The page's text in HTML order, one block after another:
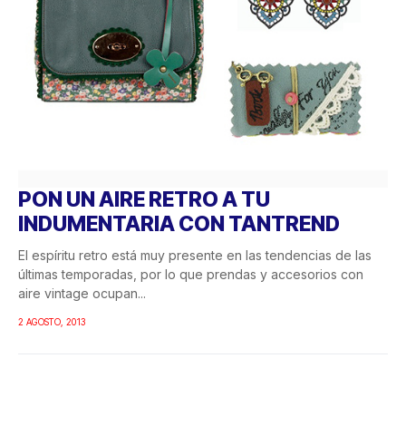
PON UN AIRE RETRO A TU
INDUMENTARIA CON TANTREND
El espíritu retro está muy presente en las tendencias de las
últimas temporadas, por lo que prendas y accesorios con
aire vintage ocupan...
2 AGOSTO, 2013